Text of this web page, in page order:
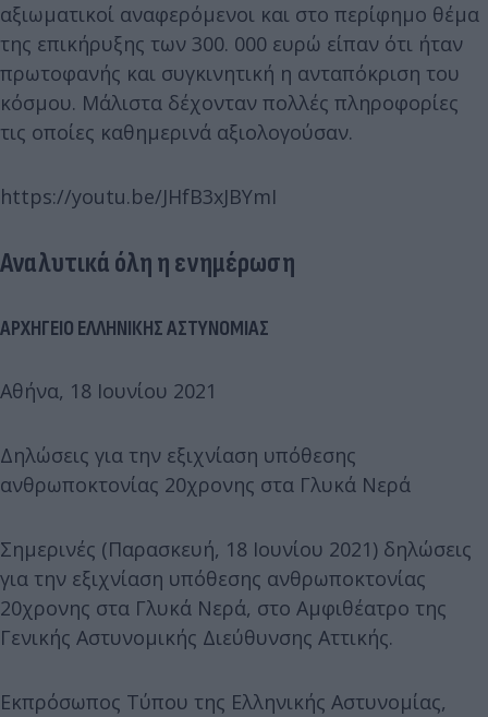
αξιωματικοί αναφερόμενοι και στο περίφημο θέμα
της επικήρυξης των 300. 000 ευρώ είπαν ότι ήταν
πρωτοφανής και συγκινητική η ανταπόκριση του
κόσμου. Μάλιστα δέχονταν πολλές πληροφορίες
τις οποίες καθημερινά αξιολογούσαν.
https://youtu.be/JHfB3xJBYmI
Αναλυτικά όλη η ενημέρωση
ΑΡΧΗΓΕΙΟ ΕΛΛΗΝΙΚΗΣ ΑΣΤΥΝΟΜΙΑΣ
Αθήνα, 18 Ιουνίου 2021
Δηλώσεις για την εξιχνίαση υπόθεσης
ανθρωποκτονίας 20χρονης στα Γλυκά Νερά
Σημερινές (Παρασκευή, 18 Ιουνίου 2021) δηλώσεις
για την εξιχνίαση υπόθεσης ανθρωποκτονίας
20χρονης στα Γλυκά Νερά, στο Αμφιθέατρο της
Γενικής Αστυνομικής Διεύθυνσης Αττικής.
Εκπρόσωπος Τύπου της Ελληνικής Αστυνομίας,